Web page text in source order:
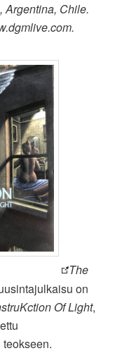
Argentina, Chile.
The
on
Of Light,
teokseen.